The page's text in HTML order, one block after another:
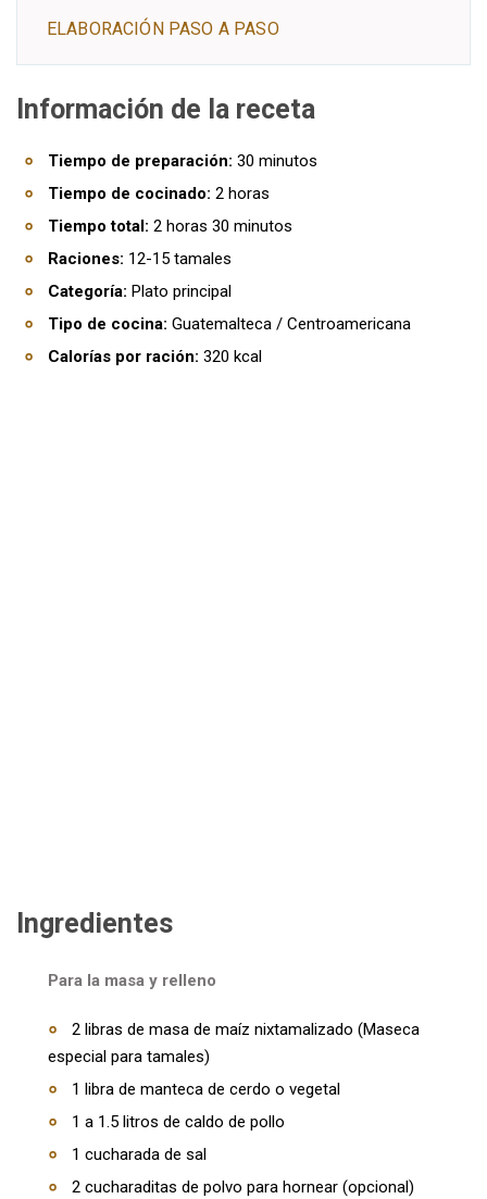
ELABORACIÓN PASO A PASO
Información de la receta
Tiempo de preparación: 30 minutos
Tiempo de cocinado: 2 horas
Tiempo total: 2 horas 30 minutos
Raciones: 12-15 tamales
Categoría: Plato principal
Tipo de cocina: Guatemalteca / Centroamericana
Calorías por ración: 320 kcal
Ingredientes
Para la masa y relleno
2 libras de masa de maíz nixtamalizado (Maseca
especial para tamales)
1 libra de manteca de cerdo o vegetal
1 a 1.5 litros de caldo de pollo
1 cucharada de sal
2 cucharaditas de polvo para hornear (opcional)